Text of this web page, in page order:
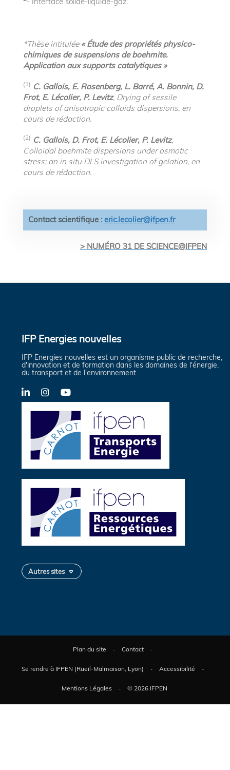
*Thèse intitulée « Étude des propriétés physico-
chimiques de suspensions de boehmite.
Application aux supports catalytiques »
(1) C. Gallois, E. Rosenberg, L. Barré, A. Bonnin, D.
Frot, E. Lécolier, P. Levitz, Drying of sessile
droplets of anisotropic colloids dispersions, en
cours de rédaction.
(2) C. Gallois, D. Frot, E. Lécolier, P. Levitz,
Colloidal boehmite dispersions under osmotic
stress: an in situ DLS investigation of gelation, en
cours de rédaction.
Contact scientifique : eric.lecolier@ifpen.fr
> NUMÉRO 31 DE SCIENCE@IFPEN
IFP Energies nouvelles
IFP Energies nouvelles est un organisme public de recherche,
d'innovation et de formation dans les domaines de l'énergie,
du transport et de l'environnement.
LinkedInInstagramYouTube
Autres sites
Plan du site Contact
Se rendre à IFPEN (Rueil-Malmaison, Lyon) Accessibilité
Mentions Légales © 2026 IFPEN